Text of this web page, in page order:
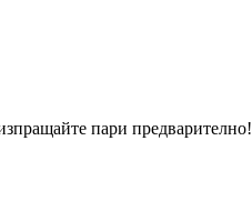
пари предварително!